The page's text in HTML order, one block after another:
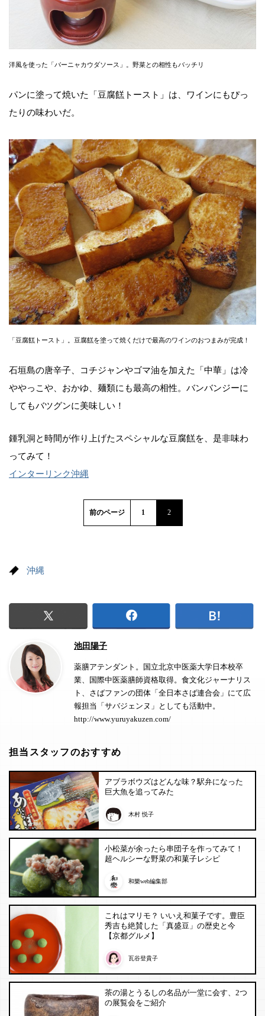
洋風を使った「バーニャカウダソース」。野菜との相性もバッチリ
パンに塗って焼いた「豆腐餻トースト」は、ワインにもぴっ
たりの味わいだ。
「豆腐餻トースト」。豆腐餻を塗って焼くだけで最高のワインのおつまみが完成！
石垣島の唐辛子、コチジャンやゴマ油を加えた「中華」は冷
ややっこや、おかゆ、麺類にも最高の相性。バンバンジーに
してもバツグンに美味しい！
鍾乳洞と時間が作り上げたスペシャルな豆腐餻を、是非味わ
ってみて！
インターリンク沖縄
前のページ 1 2
沖縄
池田陽子
薬膳アテンダント。国立北京中医薬大学日本校卒
業、国際中医薬膳師資格取得。食文化ジャーナリス
ト、さばファンの団体「全日本さば連合会」にて広
報担当「サバジェンヌ」としても活動中。
http://www.yuruyakuzen.com/
担当スタッフのおすすめ
アブラボウズはどんな味？駅弁になった
巨大魚を追ってみた
木村 悦子
小松菜が余ったら串団子を作ってみて！
超ヘルシーな野菜の和菓子レシピ
和樂web編集部
これはマリモ？ いいえ和菓子です。豊臣
秀吉も絶賛した「真盛豆」の歴史と今
【京都グルメ】
瓦谷登貴子
茶の湯とうるしの名品が一堂に会す、2つ
の展覧会をご紹介